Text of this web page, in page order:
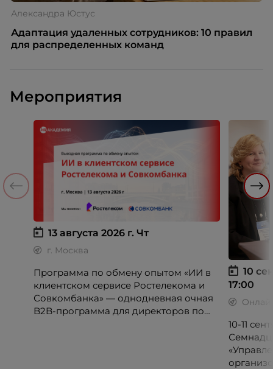
Александра Юстус
Адаптация удаленных сотрудников: 10 правил
для распределенных команд
Мероприятия
13 августа 2026 г. Чт
г. Москва
Программа по обмену опытом «ИИ в
клиентском сервисе Ростелекома и
Совкомбанка» — однодневная очная
B2B-программа для директоров по
10
17:00
10-11